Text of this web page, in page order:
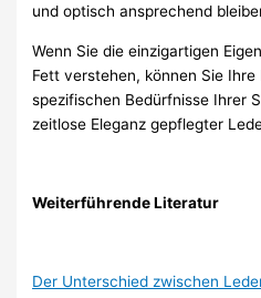
und optisch ansprechend
Wenn Sie die einzigartigen
Fett verstehen, können Sie
spezifischen Bedürfnisse Ihrer
zeitlose Eleganz gepflegter
Weiterführende Literatur
Der Unterschied zwischen